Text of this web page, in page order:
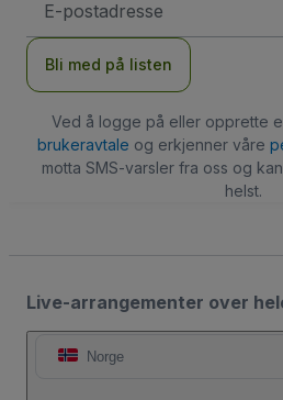
postadresse
Bli med på listen
Ved å logge på eller opprette
brukeravtale og erkjenner våre
motta SMS-varsler fra oss og
helst.
Live-arrangementer over
Norge